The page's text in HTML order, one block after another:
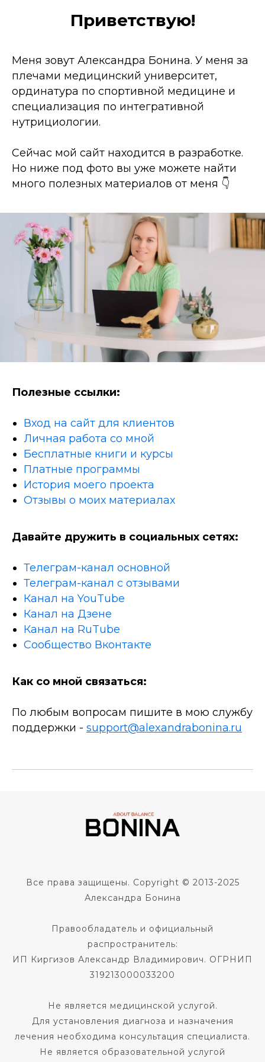
Приветствую!
Меня зовут Александра Бонина. У меня за
плечами медицинский университет,
ординатура по спортивной медицине и
специализация по интегративной
нутрициологии.
Сейчас мой сайт находится в разработке.
Но ниже под фото вы уже можете найти
много полезных материалов от меня 👇
Полезные ссылки:
Вход на сайт для клиентов
Личная работа со мной
Бесплатные книги и курсы
Платные программы
История моего проекта
Отзывы о моих материалах
Давайте дружить в социальных сетях:
Телеграм-канал основной
Телеграм-канал с отзывами
Канал на YouTube
Канал на Дзене
Канал на RuTube
Сообщество Вконтакте
Как со мной связаться:
По любым вопросам пишите в мою службу
поддержки - support@alexandrabonina.ru
Все права защищены. Copyright © 2013-2025
Александра Бонина
Правообладатель и официальный
распространитель:
ИП Киргизов Александр Владимирович. ОГРНИП
319213000033200
Не является медицинской услугой.
Для установления диагноза и назначения
лечения необходима консультация специалиста.
Не является образовательной услугой